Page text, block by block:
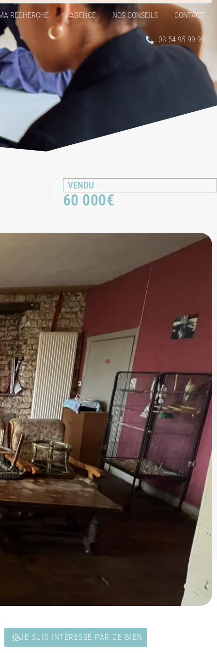
RECHERCHE L’AGENCE NOS CONSEILS CONTACT
03 54 95 99 99
VENDU
60 000€
JE SUIS INTÉRESSÉ PAR CE BIEN